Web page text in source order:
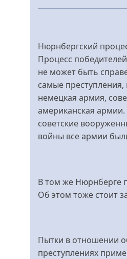
У
Я
ему
про
Фому...
від
Dick
Traveller
Нюрнбергский
Процесс
не может быть
самые
немецкая армия,
американская
советские
войны все армии
В том же Нюрнберге
Об этом тоже стоит
Пытки в отношении
преступлениях